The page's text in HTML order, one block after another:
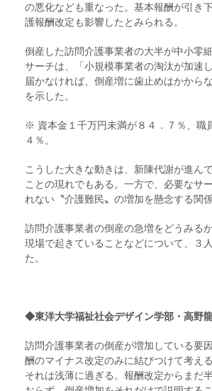
の悪化なども重なった。基本報酬が引き
護報酬改定も影響したとみられる。
倒産した訪問介護事業者の大半が中小零
サーチは、「小規模事業者の淘汰が加速
届かなければ、倒産増に歯止めはかから
を示した。
※ 資本金１千万円未満が８４．７％、職
４％。
こうした大きな動きは、新陳代謝が進ん
ことの現れでもある。一方で、必要なサ
れない〝介護難民〟の増加を懸念する関
訪問介護事業者の倒産の急増をどうみる
現場で起きていることなどについて、３
た。
◆東洋大学福祉社会デザイン学部・高野
訪問介護事業者の倒産が増加している要
酬のマイナス改定のみに結びつけて考え
それは浅薄に過ぎる。報酬改定からまだ